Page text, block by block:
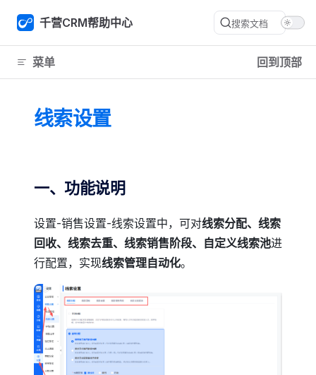
Skip to content
千营CRM帮助中心 搜索文档
菜单 回到顶部
线索设置
一、功能说明
设置-销售设置-线索设置中，可对线索分配、线索
回收、线索去重、线索销售阶段、自定义线索池进
行配置，实现线索管理自动化。